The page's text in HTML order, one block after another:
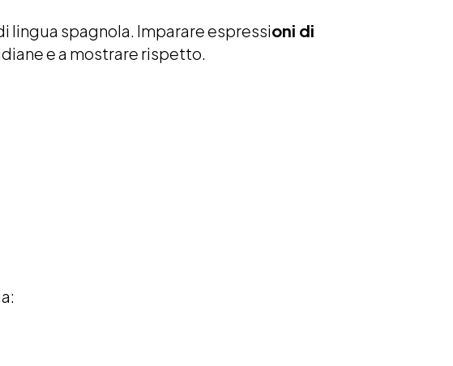
lingua spagnola. Imparare espressioni di
e a mostrare rispetto.